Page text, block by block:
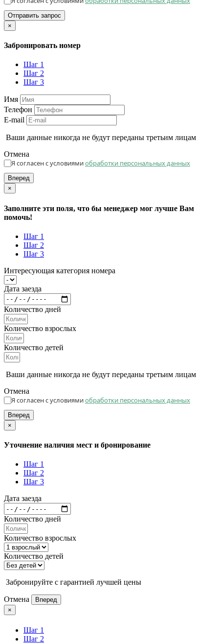
Отправить запрос
×
Забронировать номер
Шаг 1
Шаг 2
Шаг 3
Имя
Телефон
E-mail
Ваши данные никогда не будут переданы третьим лицам
Отмена
Я согласен с условиямиобработки персональных данных
Вперед
×
Заполните эти поля, что бы менеджер мог лучше Вам
помочь!
Шаг 1
Шаг 2
Шаг 3
Интересующая категория номера
Дата заезда
Количество дней
Количество взрослых
Количество детей
Ваши данные никогда не будут переданы третьим лицам
Отмена
Я согласен с условиямиобработки персональных данных
Вперед
×
Уточнение наличия мест и бронирование
Шаг 1
Шаг 2
Шаг 3
Дата заезда
Количество дней
Количество взрослых
Количество детей
Забронируйте с гарантией лучшей цены
Отмена
Вперед
×
Шаг 1
Шаг 2